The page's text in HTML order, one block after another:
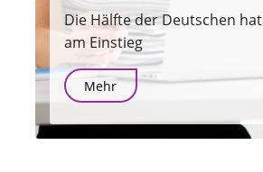
Die Hälfte der Deutschen
am Einstieg
Mehr